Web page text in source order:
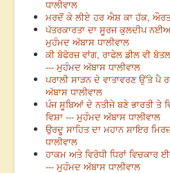
ਧਾਲੀਵਾਲ
ਮਰਦੋਂ ਕੇ ਲੀਏ ਹਰ ਐਸ਼ ਕਾ ਹੱਕ, ਔਰਤ
ਪੱਤਰਕਾਰਤਾ ਦਾ ਸੂਰਜ ਕੁਲਦੀਪ
ਮੁਹੰਮਦ ਅੱਬਾਸ ਧਾਲੀਵਾਲ
ਕੀ ਬੋਫੋਰਜ਼ ਵਾਂਗ, ਰਾਫੇਲ ਡੀਲ ਵੀ
--- ਮੁਹੰਮਦ ਅੱਬਾਸ ਧਾਲੀਵਾਲ
ਪਰਾਲੀ ਸਾੜਨ ਦੇ ਵਾਤਾਵਰਣ ਉੱਤੇ ਪੈ
ਅੱਬਾਸ ਧਾਲੀਵਾਲ
ਪੰਜ ਸੂਬਿਆਂ ਦੇ ਨਤੀਜੇ ਬਣੇ ਭਾਰਤੀ ਤੇ
ਵਿਸ਼ਾ --- ਮੁਹੰਮਦ ਅੱਬਾਸ ਧਾਲੀਵਾਲ
ਉਰਦੂ ਸਾਹਿਤ ਦਾ ਮਹਾਨ ਸ਼ਾਇਰ
ਧਾਲੀਵਾਲ
ਹਾਕਮ ਅਤੇ ਵਿਰੋਧੀ ਧਿਰਾਂ ਵਿਚਕਾਰ
--- ਮੁਹੰਮਦ ਅੱਬਾਸ ਧਾਲੀਵਾਲ